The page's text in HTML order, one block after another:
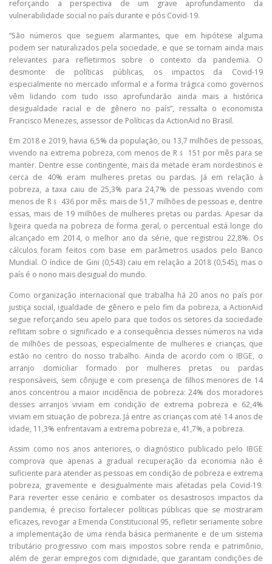
reforçando a perspectiva de um grave aprofundamento da
vulnerabilidade social no país durante e pós Covid-19.
“São números que seguem alarmantes, que em hipótese alguma
podem ser naturalizados pela sociedade, e que se tornam ainda mais
relevantes para refletirmos sobre o contexto da pandemia. O
desmonte de políticas públicas, os impactos da Covid-19
especialmente no mercado informal e a forma trágica como governos
vêm lidando com tudo isso aprofundarão ainda mais a histórica
desigualdade racial e de gênero no país”, ressalta o economista
Francisco Menezes, assessor de Políticas da ActionAid no Brasil.
Em 2018 e 2019, havia 6,5% da população, ou 13,7 milhões de pessoas,
vivendo na extrema pobreza, com menos de R﹩ 151 por mês para se
manter. Dentre esse contingente, mais da metade eram nordestinos e
cerca de 40% eram mulheres pretas ou pardas. Já em relação à
pobreza, a taxa caiu de 25,3% para 24,7% de pessoas vivendo com
menos de R﹩ 436 por mês: mais de 51,7 milhões de pessoas e, dentre
essas, mais de 19 milhões de mulheres pretas ou pardas. Apesar da
ligeira queda na pobreza de forma geral, o percentual está longe do
alcançado em 2014, o melhor ano da série, que registrou 22,8%. Os
cálculos foram feitos com base em parâmetros usados pelo Banco
Mundial. O índice de Gini (0,543) caiu em relação a 2018 (0,545), mas o
país é o nono mais desigual do mundo.
Como organização internacional que trabalha há 20 anos no país por
justiça social, igualdade de gênero e pelo fim da pobreza, a ActionAid
segue reforçando seu apelo para que todos os setores da sociedade
reflitam sobre o significado e a consequência desses números na vida
de milhões de pessoas, especialmente de mulheres e crianças, que
estão no centro do nosso trabalho. Ainda de acordo com o IBGE, o
arranjo domiciliar formado por mulheres pretas ou pardas
responsáveis, sem cônjuge e com presença de filhos menores de 14
anos concentrou a maior incidência de pobreza: 24% dos moradores
desses arranjos viviam em condição de extrema pobreza e 62,4%
viviam em situação de pobreza. Já entre as crianças com até 14 anos de
idade, 11,3% enfrentavam a extrema pobreza e, 41,7%, a pobreza.
Assim como nos anos anteriores, o diagnóstico publicado pelo IBGE
comprova que apenas a gradual recuperação da economia não é
suficiente para atender as pessoas em condição de pobreza e extrema
pobreza, gravemente e desigualmente mais afetadas pela Covid-19.
Para reverter esse cenário e combater os desastrosos impactos da
pandemia, é preciso fortalecer políticas públicas que se mostraram
eficazes, revogar a Emenda Constitucional 95, refletir seriamente sobre
a implementação de uma renda básica permanente e de um sistema
tributário progressivo com mais impostos sobre renda e patrimônio,
além de gerar empregos com dignidade, que garantam condições de